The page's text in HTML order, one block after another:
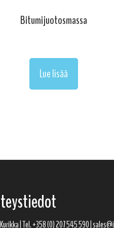
Bitumijuotosmassa
Lue lisää
| Tel. +358 (0) 207 545 590 |